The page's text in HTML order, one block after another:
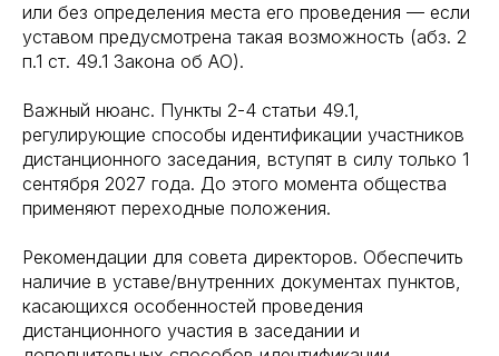
или без определения места его проведения — если
уставом предусмотрена такая возможность (абз. 2
п.1 ст. 49.1 Закона об АО).
Важный нюанс. Пункты 2-4 статьи 49.1,
регулирующие способы идентификации участников
дистанционного заседания, вступят в силу только 1
сентября 2027 года. До этого момента общества
применяют переходные положения.
Рекомендации для совета директоров. Обеспечить
наличие в уставе/внутренних документах пунктов,
касающихся особенностей проведения
дистанционного участия в заседании и